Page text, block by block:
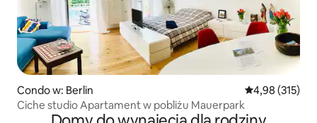
Condo w: Berlin Średnia
4,98 (315)
Ciche studio Apartament w pobliżu Mauerpark